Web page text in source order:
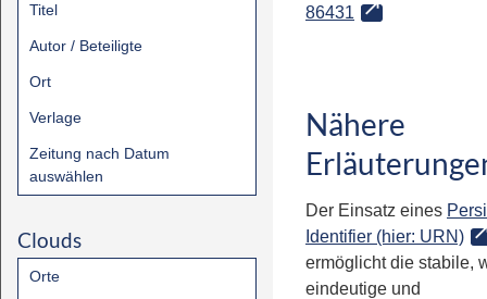
Titel
Autor / Beteiligte
Ort
Verlage
Zeitung nach Datum
auswählen
Clouds
Orte
86431
Nähere
Der Einsatz eines
Identifier (hier: URN)
ermöglicht die stabile,
eindeutige und